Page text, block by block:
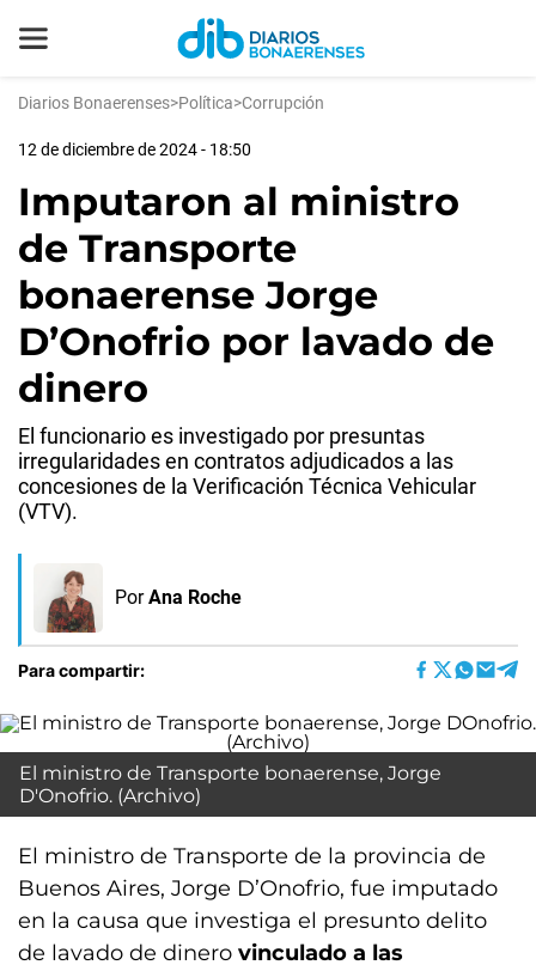
Diarios Bonaerenses>Política>Corrupción
12 de diciembre de 2024 - 18:50
Imputaron al ministro
de Transporte
bonaerense Jorge
D’Onofrio por lavado de
dinero
El funcionario es investigado por presuntas
irregularidades en contratos adjudicados a las
concesiones de la Verificación Técnica Vehicular
(VTV).
Por Ana Roche
Para compartir:
El ministro de Transporte bonaerense, Jorge
D'Onofrio. (Archivo)
El ministro de Transporte de la provincia de
Buenos Aires, Jorge D’Onofrio, fue imputado
en la causa que investiga el presunto delito
de lavado de dinero vinculado a las